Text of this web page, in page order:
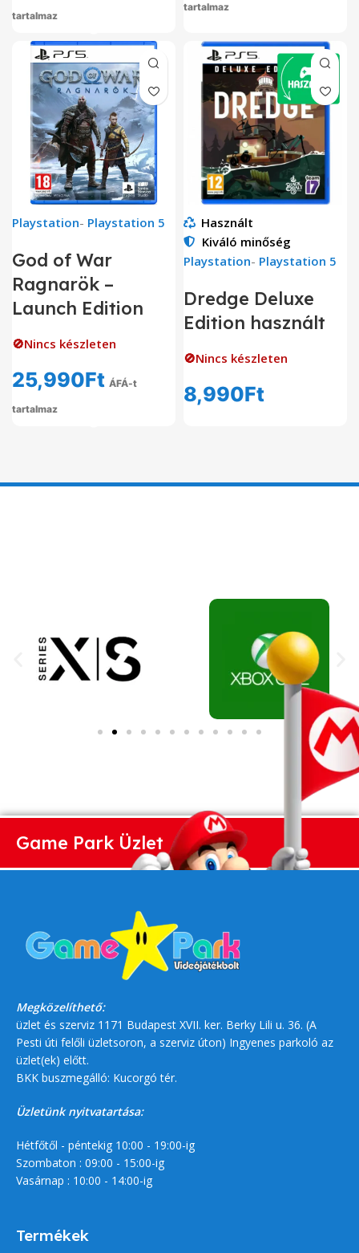
tartalmaz
tartalmaz
Playstation- Playstation 5
God of War
Ragnarök –
Launch Edition
🚫Nincs készleten
25,990Ft ÁFÁ-t
tartalmaz
Használt
Kiváló minőség
Playstation- Playstation 5
Dredge Deluxe
Edition használt
🚫Nincs készleten
8,990Ft
Game Park Üzlet
Megközelíthető:
üzlet és szerviz 1171 Budapest XVII. ker. Berky Lili u. 36. (A
Pesti úti felőli üzletsoron, a szerviz úton) Ingyenes parkoló az
üzlet(ek) előtt.
BKK buszmegálló: Kucorgó tér.
Üzletünk nyitvatartása:
Hétfőtől - péntekig 10:00 - 19:00-ig
Szombaton : 09:00 - 15:00-ig
Vasárnap : 10:00 - 14:00-ig
Termékek